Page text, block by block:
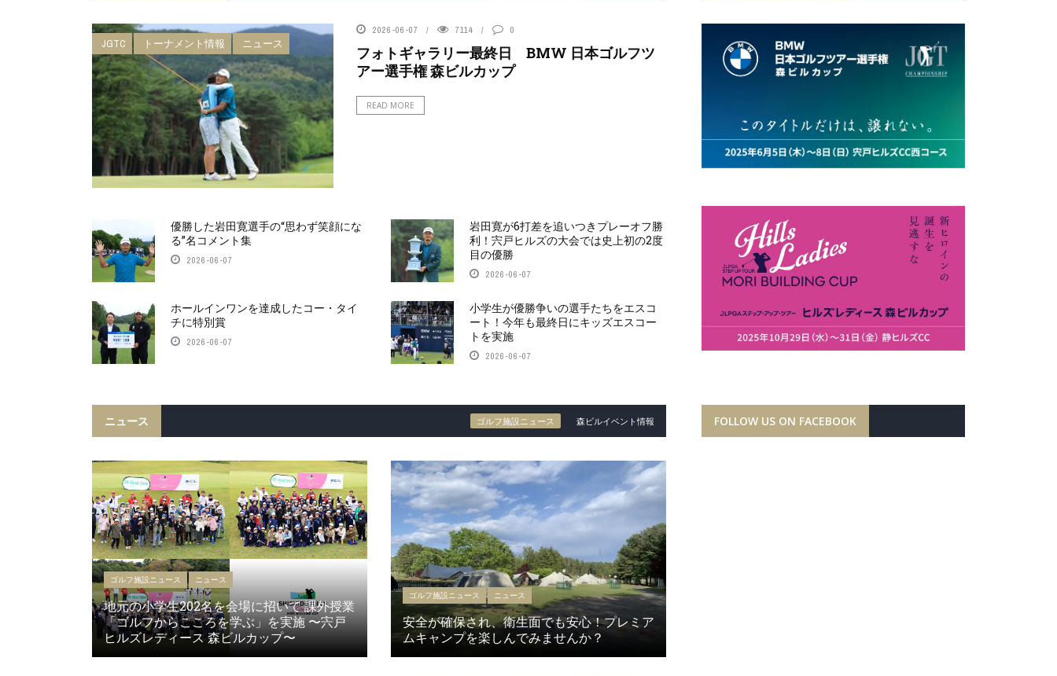
JGTC トーナメント情報 ニュース
2026-06-07 7114 0
フォトギャラリー最終日 BMW 日本ゴルフツ
アー選手権 森ビルカップ
READ MORE
優勝した岩田寛選手の“思わず笑顔にな
る”名コメント集
2026-06-07
岩田寛が6打差を追いつきプレーオフ勝
利！宍戸ヒルズの大会では史上初の2度
目の優勝
2026-06-07
ホールインワンを達成したコー・タイ
チに特別賞
2026-06-07
小学生が優勝争いの選手たちをエスコ
ート！今年も最終日にキッズエスコー
トを実施
2026-06-07
ニュース ゴルフ施設ニュース 森ビルイベント情報
ゴルフ施設ニュース ニュース
地元の小学生202名を会場に招いて 課外授業
「ゴルフからこころを学ぶ」を実施 〜宍戸
ヒルズレディース 森ビルカップ〜
ゴルフ施設ニュース ニュース
安全が確保され、衛生面でも安心！プレミア
ムキャンプを楽しんでみませんか？
FOLLOW US ON FACEBOOK